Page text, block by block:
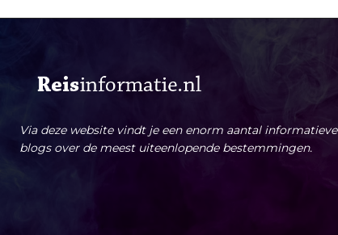
Via deze website vindt je een enorm aantal informatieve
blogs over de meest uiteenlopende bestemmingen.